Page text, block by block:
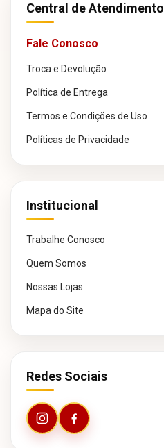
Central de Atendimento
Fale Conosco
Troca e Devolução
Política de Entrega
Termos e Condições de Uso
Políticas de Privacidade
Institucional
Trabalhe Conosco
Quem Somos
Nossas Lojas
Mapa do Site
Redes Sociais